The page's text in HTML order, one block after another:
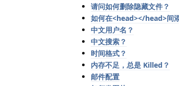
请问如何删除隐藏文件？
如何在<head></head>间
中文用户名？
中文搜索？
时间格式？
内存不足，总是 Killed？
邮件配置